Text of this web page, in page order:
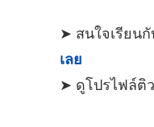
➤ สนใจเรียน
เลย
➤ ดูโปรไฟล์ติ